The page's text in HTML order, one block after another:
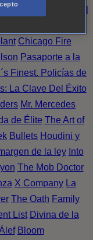
Intuición Criminal
Chicago Fire
Pasaporte a la
Finest. Policías de
La Clave Del Éxito
Mr. Mercedes
de Élite The Art of
Bullets Houdini y
de la ley Into
The Mob Doctor
X Company La
The Oath Family
List Divina de la
Bloom